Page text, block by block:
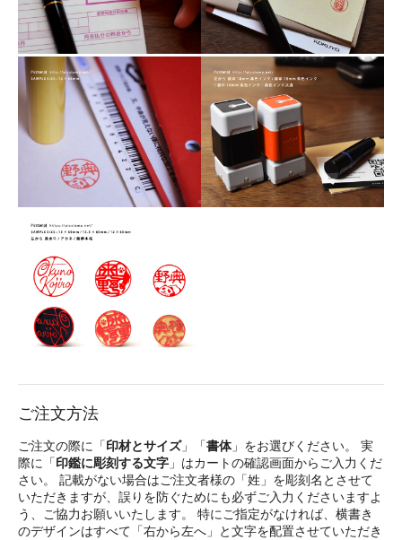
ご注文方法
ご注文の際に「印材とサイズ」「書体」をお選びください。 実
際に「印鑑に彫刻する文字 」はカートの確認画面からご入力くだ
さい。 記載がない場合はご注文者様の「姓」を彫刻名とさせて
いただきますが、誤りを防ぐためにも必ずご入力くださいますよ
う、ご協力お願いいたします。 特にご指定がなければ、横書き
のデザインはすべて「右から左へ」と文字を配置させていただき